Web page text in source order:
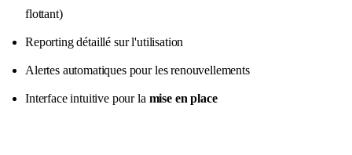
flottant)
Reporting détaillé sur l'utilisation
Alertes automatiques pour les renouvellements
Interface intuitive pour la mise en place